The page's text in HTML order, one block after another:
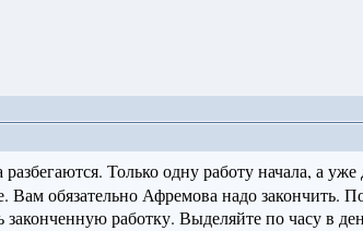
Только одну работу начала, а уже
обязательно Афремова надо закончить.
законченную работку. Выделяйте по часу в